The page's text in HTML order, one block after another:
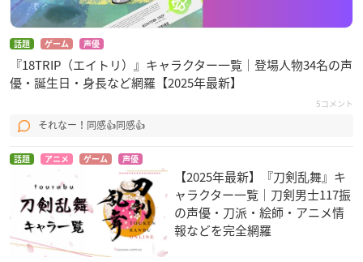
話題 ゲーム 声優
『18TRIP（エイトリ）』キャラクター一覧｜登場人物34名の声
優・誕生日・身長など網羅【2025年最新】
5コメント
それなー！同感👍同感👍
話題 アニメ ゲーム 声優
【2025年最新】『刀剣乱舞』キ
ャラクター一覧｜刀剣男士117振
の声優・刀派・絵師・アニメ情
報などを完全網羅